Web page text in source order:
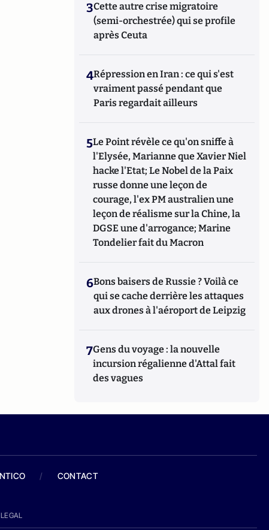
3Cette autre crise migratoire
(semi-orchestrée) qui se profile
après Ceuta
4Répression en Iran : ce qui s'est
vraiment passé pendant que
Paris regardait ailleurs
5Le Point révèle ce qu'on sniffe à
l'Elysée, Marianne que Xavier Niel
hacke l'Etat; Le Nobel de la Paix
russe donne une leçon de
courage, l'ex PM australien une
leçon de réalisme sur la Chine, la
DGSE une d'arrogance; Marine
Tondelier fait du Macron
6Bons baisers de Russie ? Voilà ce
qui se cache derrière les attaques
aux drones à l'aéroport de Leipzig
7Gens du voyage : la nouvelle
incursion régalienne d'Attal fait
des vagues
/ CONTACT
LEGAL